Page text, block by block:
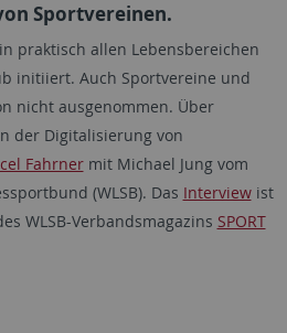
Sportvereinen.
praktisch allen Lebensbereichen
initiiert. Auch Sportvereine und
nicht ausgenommen. Über
der Digitalisierung von
Fahrnermit Michael Jung vom
(WLSB). Das Interviewist
WLSB-Verbandsmagazins SPORT